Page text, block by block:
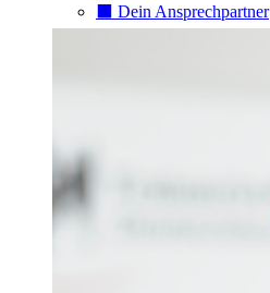
⬛️ Dein Ansprechpartner